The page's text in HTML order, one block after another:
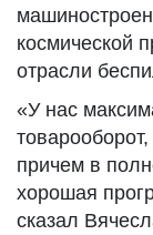
космической
отрасли
«У нас
причем в
хорошая
сказал